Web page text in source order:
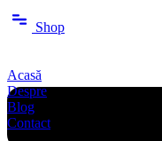
Sari
Shop
Acasă
Despre
Blog
Contact